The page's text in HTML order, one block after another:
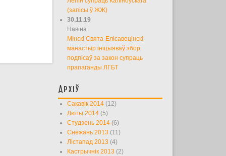
(запісы ў ЖЖ)
30.11.19
Навіна
Мінскі Свята-Елісавецінскі
манастыр ініцыяваў збор
подпісаў за закон супраць
прапаганды ЛГБТ
Архіў
Сакавік 2014 (12)
Люты 2014 (5)
Студзень 2014 (6)
Снежань 2013 (11)
Лістапад 2013 (4)
Кастрычнік 2013 (2)